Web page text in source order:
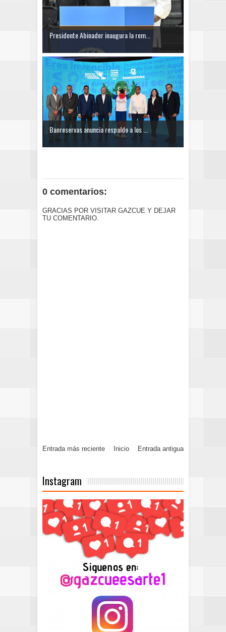
Presidente Abinader inaugura la rem...
Banreservas anuncia respaldo a los ...
0 comentarios:
GRACIAS POR VISITAR GAZCUE Y DEJAR
TU COMENTARIO.
Entrada más reciente Entrada antigua
Inicio
Instagram